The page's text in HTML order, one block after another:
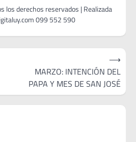
MARZO: INTENCIÓN DEL
PAPA Y MES DE SAN JOSÉ
⟶